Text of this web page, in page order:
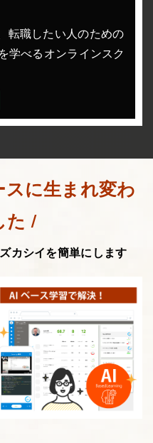
転職したい人のための
学べるオンラインスク
に生まれ変わ
た /
カシイを簡単にします